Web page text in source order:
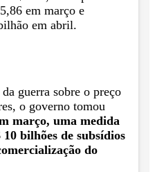
em março e
em abril.
guerra sobre o preço
o governo tomou
março, uma medida
bilhões de subsídios
do